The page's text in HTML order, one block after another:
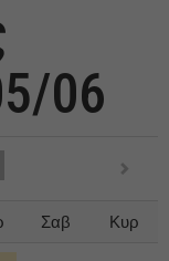
06
Σαβ Κυρ